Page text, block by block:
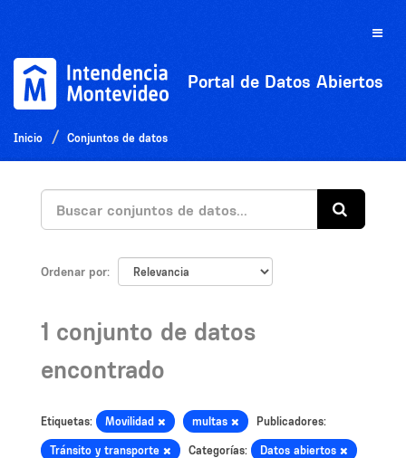
Toggle
Portal de Datos Abiertos
Inicio Conjuntos de datos
Ordenar por
1 conjunto de datos
encontrado
Etiquetas: Movilidad multas Publicadores:
Tránsito y transporte Categorías: Datos abiertos